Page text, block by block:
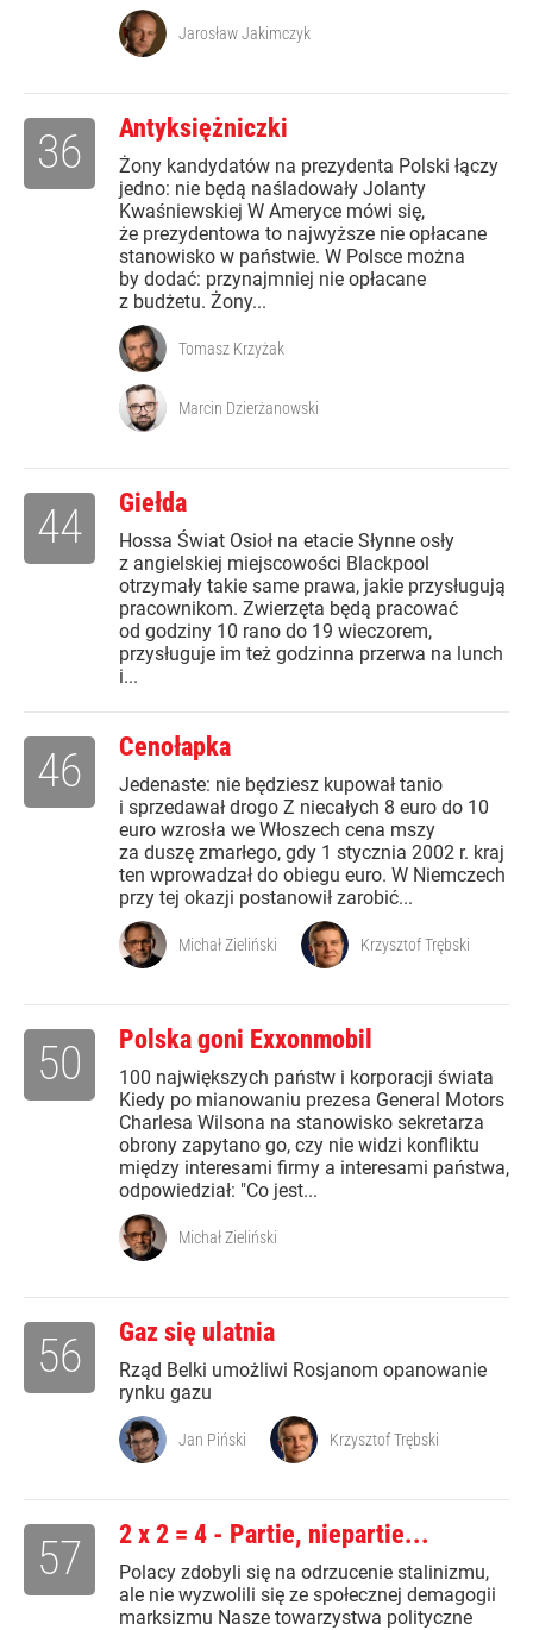
Jarosław Jakimczyk
Antyksiężniczki
Żony kandydatów na prezydenta Polski łączy
jedno: nie będą naśladowały Jolanty
Kwaśniewskiej W Ameryce mówi się,
że prezydentowa to najwyższe nie opłacane
stanowisko w państwie. W Polsce można
by dodać: przynajmniej nie opłacane
z budżetu. Żony...
36
Tomasz Krzyżak
Marcin Dzierżanowski
Giełda
Hossa Świat Osioł na etacie Słynne osły
z angielskiej miejscowości Blackpool
otrzymały takie same prawa, jakie przysługują
pracownikom. Zwierzęta będą pracować
od godziny 10 rano do 19 wieczorem,
przysługuje im też godzinna przerwa na lunch
i...
44
Cenołapka
Jedenaste: nie będziesz kupował tanio
i sprzedawał drogo Z niecałych 8 euro do 10
euro wzrosła we Włoszech cena mszy
za duszę zmarłego, gdy 1 stycznia 2002 r. kraj
ten wprowadzał do obiegu euro. W Niemczech
przy tej okazji postanowił zarobić...
46
Michał Zieliński Krzysztof Trębski
Polska goni Exxonmobil
100 największych państw i korporacji świata
Kiedy po mianowaniu prezesa General Motors
Charlesa Wilsona na stanowisko sekretarza
obrony zapytano go, czy nie widzi konfliktu
między interesami firmy a interesami państwa,
odpowiedział: "Co jest...
50
Michał Zieliński
Gaz się ulatnia
Rząd Belki umożliwi Rosjanom opanowanie
rynku gazu
56
Jan Piński Krzysztof Trębski
2 x 2 = 4 - Partie, niepartie...
Polacy zdobyli się na odrzucenie stalinizmu,
ale nie wyzwolili się ze społecznej demagogii
marksizmu Nasze towarzystwa polityczne
57